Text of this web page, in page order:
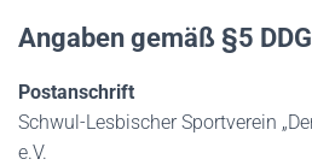
Angaben gemäß §5 DDG
Postanschrift
Schwul-Lesbischer Sportverein
e.V.